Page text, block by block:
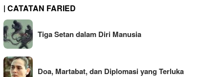
| CATATAN FARIED
Tiga Setan dalam Diri Manusia
Doa, Martabat, dan Diplomasi yang Terluka